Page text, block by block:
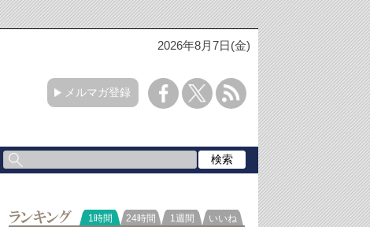
2026年8月7日(金)
メルマガ登録
ランキング
1時間 24時間 1週間 いいね